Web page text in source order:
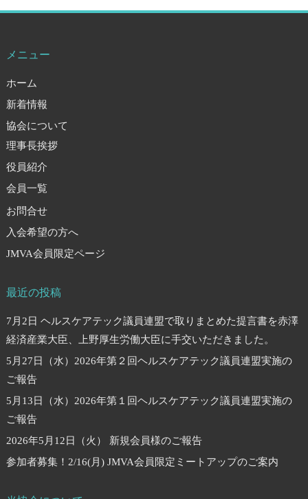
メニュー
ホーム
新着情報
協会について
理事長挨拶
役員紹介
会員一覧
お問合せ
入会希望の方へ
JMVA会員限定ページ
最近の投稿
7月2日 ヘルスケアテック議員連盟で取りまとめた提言書を赤澤
経済産業大臣、上野厚生労働大臣に手交いただきました。
5月27日（水）2026年第２回ヘルスケアテック議員連盟実施の
ご報告
5月13日（水）2026年第１回ヘルスケアテック議員連盟実施の
ご報告
2026年5月12日（火） 新規会員様のご報告
参加者募集！2/16(月) JMVA会員限定ミートアップのご案内